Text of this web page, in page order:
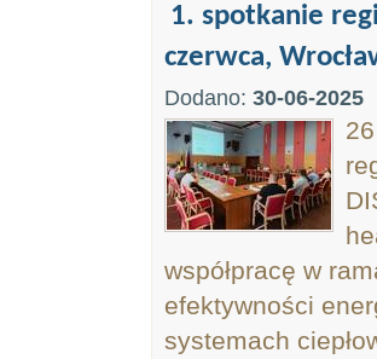
1. spotkanie
czerwca,
Dodano: 30-06-2025
współpracę w
efektywności
systemach